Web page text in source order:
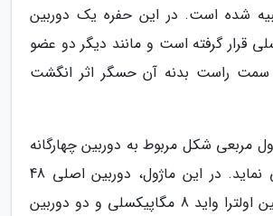
شده است. در این حفره یک دوربین
قرار گرفته است و مانند دیگر دو عضو
سمت راست بدنه آن حسگر اثر انگشت
مربعی شکل مربوط به دوربین چهارگانه
توجه را جلب می نماید. در این ماژول، دوربین اصلی 48
مگاپیکسلی، دوربین اولترا واید 8 مگاپیکسلی و دو دوربین